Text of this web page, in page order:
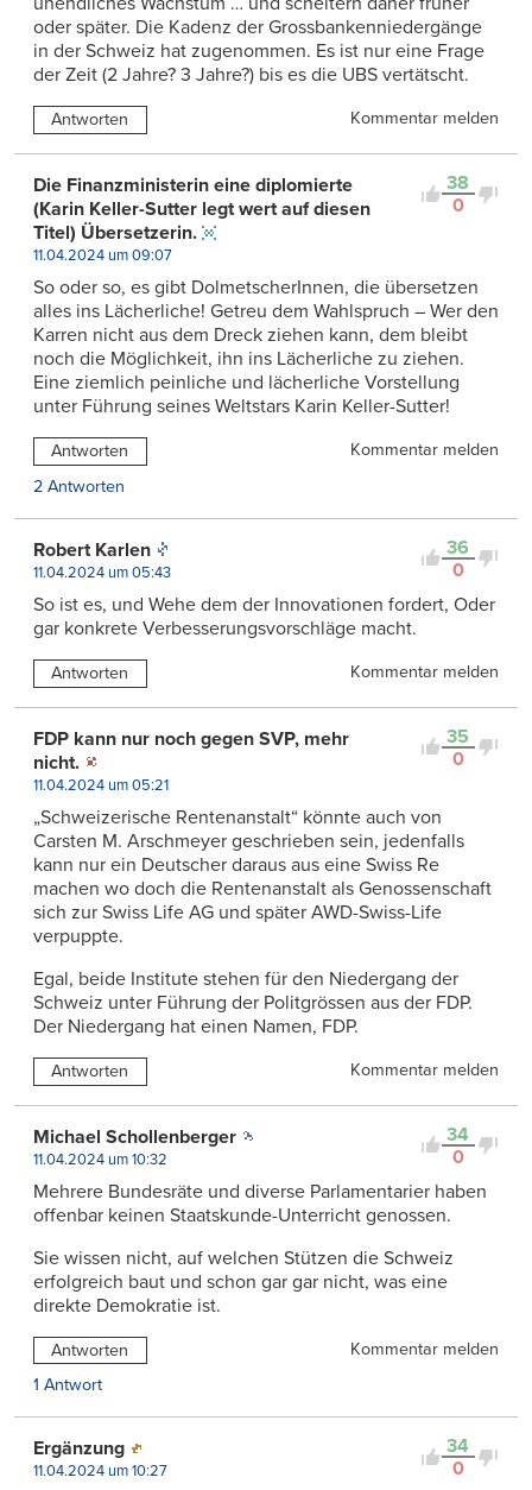
oder später. Die Kadenz der Grossbankenniedergänge
in der Schweiz hat zugenommen. Es ist nur eine Frage
der Zeit (2 Jahre? 3 Jahre?) bis es die UBS vertätscht.
Antworten Kommentar melden
38
0
Die Finanzministerin eine diplomierte
(Karin Keller-Sutter legt wert auf diesen
Titel) Übersetzerin.
11.04.2024 um 09:07
So oder so, es gibt DolmetscherInnen, die übersetzen
alles ins Lächerliche! Getreu dem Wahlspruch – Wer den
Karren nicht aus dem Dreck ziehen kann, dem bleibt
noch die Möglichkeit, ihn ins Lächerliche zu ziehen.
Eine ziemlich peinliche und lächerliche Vorstellung
unter Führung seines Weltstars Karin Keller-Sutter!
Antworten
Kommentar melden
2 Antworten
36
0
Robert Karlen
11.04.2024 um 05:43
So ist es, und Wehe dem der Innovationen fordert, Oder
gar konkrete Verbesserungsvorschläge macht.
Antworten Kommentar melden
35
0
FDP kann nur noch gegen SVP, mehr
nicht.
11.04.2024 um 05:21
„Schweizerische Rentenanstalt“ könnte auch von
Carsten M. Arschmeyer geschrieben sein, jedenfalls
kann nur ein Deutscher daraus aus eine Swiss Re
machen wo doch die Rentenanstalt als Genossenschaft
sich zur Swiss Life AG und später AWD-Swiss-Life
verpuppte.
Egal, beide Institute stehen für den Niedergang der
Schweiz unter Führung der Politgrössen aus der FDP.
Der Niedergang hat einen Namen, FDP.
Antworten Kommentar melden
34
0
Michael Schollenberger
11.04.2024 um 10:32
Mehrere Bundesräte und diverse Parlamentarier haben
offenbar keinen Staatskunde-Unterricht genossen.
Sie wissen nicht, auf welchen Stützen die Schweiz
erfolgreich baut und schon gar gar nicht, was eine
direkte Demokratie ist.
Antworten
Kommentar melden
1 Antwort
34
0
Ergänzung
11.04.2024 um 10:27